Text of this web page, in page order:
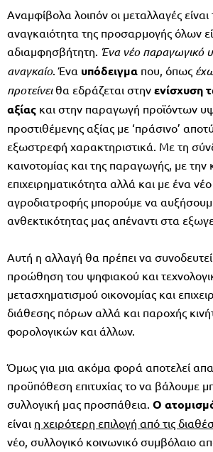
Αναμφίβολα λοιπόν οι μεταλλαγές είναι
αναγκαιότητα της προσαρμογής όλων
αδιαμφησβήτητη. Ένα νέο παραγωγικό
αναγκαίο. Ένα υπόδειγμα που, όπως
προτείνειθα εδράζεται στην ενίσχυση
αξίας και στην παραγωγή προϊόντων
προστιθέμενης αξίας με ‘πράσινο’
εξωστρεφή χαρακτηριστικά. Με τη
καινοτομίας και της παραγωγής, με
επιχειρηματικότητα αλλά και με ένα
αγροδιατροφής μπορούμε να
ανθεκτικότητας μας απέναντι στα
Αυτή η αλλαγή θα πρέπει να
προώθηση του ψηφιακού και
μετασχηματισμού οικονομίας και
διάθεσης πόρων αλλά και παροχής
φορολογικών και άλλων.
Όμως για μια ακόμα φορά αποτελεί
προϋπόθεση επιτυχίας το να βάλουμε
συλλογική μας προσπάθεια. Ο
είναι η χειρότερη επιλογή από τις
νέο, συλλογικό κοινωνικό συμβόλαιο